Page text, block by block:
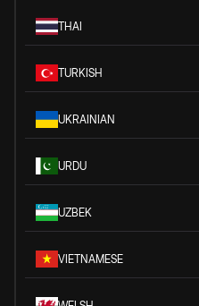
THAI
TURKISH
UKRAINIAN
URDU
UZBEK
VIETNAMESE